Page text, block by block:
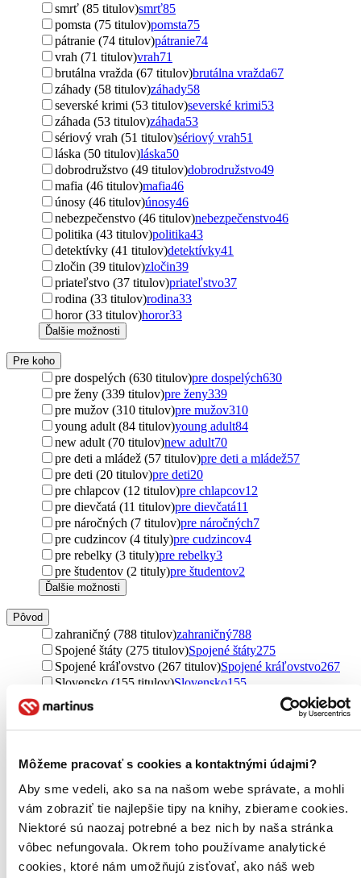
Môžeme pracovať s cookies a kontaktnými údajmi?
Aby sme vedeli, ako sa na našom webe správate, a mohli
vám zobraziť tie najlepšie tipy na knihy, zbierame cookies.
Niektoré sú naozaj potrebné a bez nich by naša stránka
vôbec nefungovala. Okrem toho používame analytické
cookies, ktoré nám umožňujú zisťovať, ako náš web
smrť (85 titulov)smrť85
pomsta (75 titulov)pomsta75
pátranie (74 titulov)pátranie74
vrah (71 titulov)vrah71
brutálna vražda (67 titulov)brutálna vražda67
záhady (58 titulov)záhady58
severské krimi (53 titulov)severské krimi53
záhada (53 titulov)záhada53
sériový vrah (51 titulov)sériový vrah51
láska (50 titulov)láska50
dobrodružstvo (49 titulov)dobrodružstvo49
mafia (46 titulov)mafia46
únosy (46 titulov)únosy46
nebezpečenstvo (46 titulov)nebezpečenstvo46
politika (43 titulov)politika43
detektívky (41 titulov)detektívky41
zločin (39 titulov)zločin39
priateľstvo (37 titulov)priateľstvo37
rodina (33 titulov)rodina33
horor (33 titulov)horor33
Ďalšie možnosti
Pre koho
pre dospelých (630 titulov)pre dospelých630
pre ženy (339 titulov)pre ženy339
pre mužov (310 titulov)pre mužov310
young adult (84 titulov)young adult84
new adult (70 titulov)new adult70
pre deti a mládež (57 titulov)pre deti a mládež57
pre deti (20 titulov)pre deti20
pre chlapcov (12 titulov)pre chlapcov12
pre dievčatá (11 titulov)pre dievčatá11
pre náročných (7 titulov)pre náročných7
pre cudzincov (4 tituly)pre cudzincov4
pre rebelky (3 tituly)pre rebelky3
pre študentov (2 tituly)pre študentov2
Ďalšie možnosti
Pôvod
zahraničný (788 titulov)zahraničný788
Spojené štáty (275 titulov)Spojené štáty275
Spojené kráľovstvo (267 titulov)Spojené kráľovstvo267
Slovensko (155 titulov)Slovensko155
severský (129 titulov)
Nórsko (59 titulov)
Švédsko (56 titulov)Švédsko56
Francúzsko (38 titulov)Francúzsko38
Česko (13 titulov)Česko13
Írsko (12 titulov)Írsko 12
Austrália (7 titulov)Austrália7
Island (6 titulov)Island6
Irán (6 titulov)